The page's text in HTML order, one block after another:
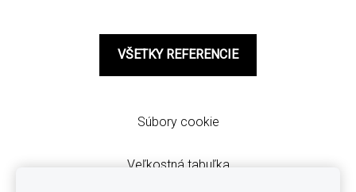
VŠETKY REFERENCIE
Súbory cookie
Veľkostná tabuľka